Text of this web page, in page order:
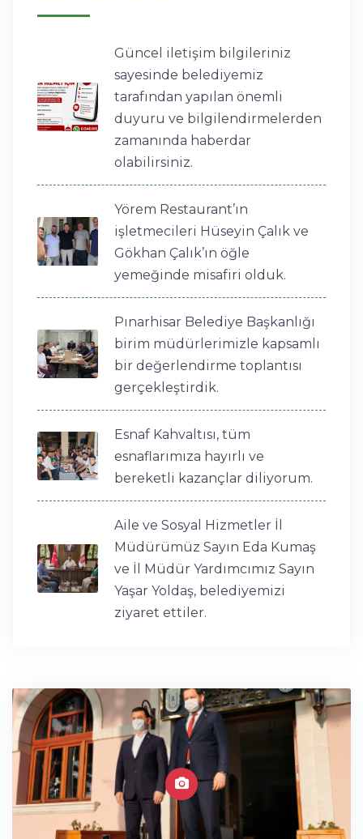
Güncel iletişim bilgileriniz
sayesinde belediyemiz
tarafından yapılan önemli
duyuru ve bilgilendirmelerden
zamanında haberdar
olabilirsiniz.
Yörem Restaurant’ın
işletmecileri Hüseyin Çalık ve
Gökhan Çalık’ın öğle
yemeğinde misafiri olduk.
Pınarhisar Belediye Başkanlığı
birim müdürlerimizle kapsamlı
bir değerlendirme toplantısı
gerçekleştirdik.
Esnaf Kahvaltısı, tüm
esnaflarımıza hayırlı ve
bereketli kazançlar diliyorum.
Aile ve Sosyal Hizmetler İl
Müdürümüz Sayın Eda Kumaş
ve İl Müdür Yardımcımız Sayın
Yaşar Yoldaş, belediyemizi
ziyaret ettiler.